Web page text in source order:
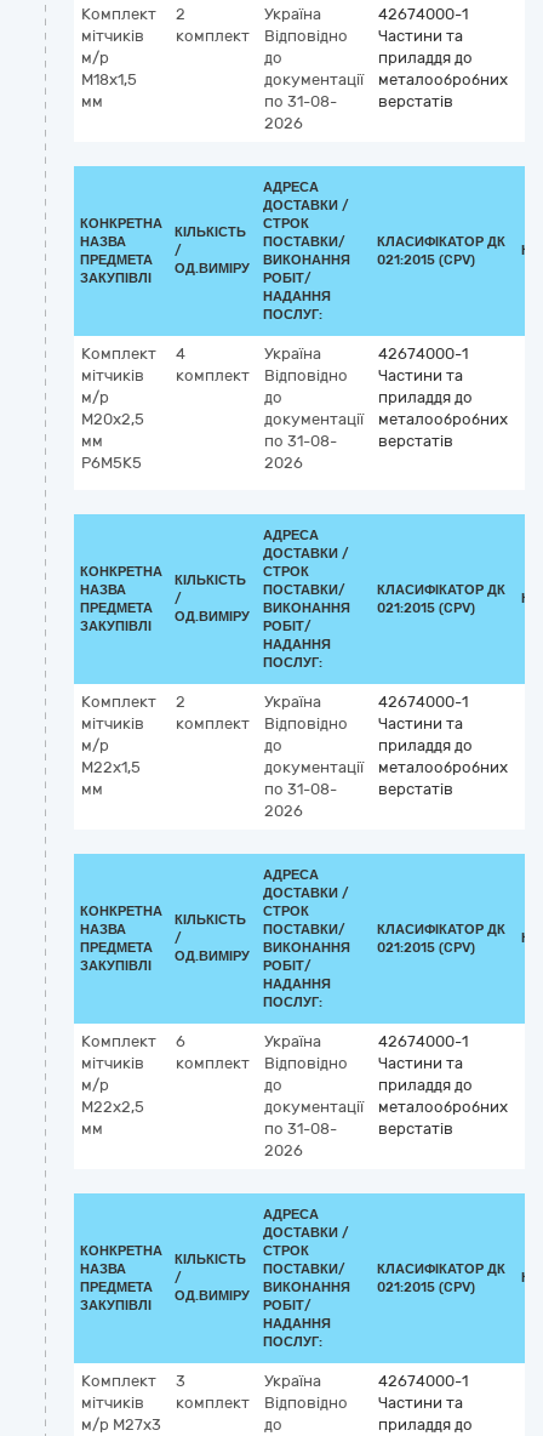
Комплект
мітчиків
м/р
М18х1,5
мм
2
комплект
Україна
Відповідно
до
документації
по 31-08-
2026
42674000-1
Частини та
приладдя до
металообробних
верстатів
КОНКРЕТНА
НАЗВА
ПРЕДМЕТА
ЗАКУПІВЛІ
КІЛЬКІСТЬ
/
ОД.ВИМІРУ
АДРЕСА
ДОСТАВКИ /
СТРОК
ПОСТАВКИ/
ВИКОНАННЯ
РОБІТ/
НАДАННЯ
ПОСЛУГ:
КЛАСИФІКАТОР ДК
021:2015 (CPV)
Комплект
мітчиків
м/р
М20х2,5
мм
Р6М5К5
4
комплект
Україна
Відповідно
до
документації
по 31-08-
2026
42674000-1
Частини та
приладдя до
металообробних
верстатів
КОНКРЕТНА
НАЗВА
ПРЕДМЕТА
ЗАКУПІВЛІ
КІЛЬКІСТЬ
/
ОД.ВИМІРУ
АДРЕСА
ДОСТАВКИ /
СТРОК
ПОСТАВКИ/
ВИКОНАННЯ
РОБІТ/
НАДАННЯ
ПОСЛУГ:
КЛАСИФІКАТОР ДК
021:2015 (CPV)
Комплект
мітчиків
м/р
М22х1,5
мм
2
комплект
Україна
Відповідно
до
документації
по 31-08-
2026
42674000-1
Частини та
приладдя до
металообробних
верстатів
КОНКРЕТНА
НАЗВА
ПРЕДМЕТА
ЗАКУПІВЛІ
КІЛЬКІСТЬ
/
ОД.ВИМІРУ
АДРЕСА
ДОСТАВКИ /
СТРОК
ПОСТАВКИ/
ВИКОНАННЯ
РОБІТ/
НАДАННЯ
ПОСЛУГ:
КЛАСИФІКАТОР ДК
021:2015 (CPV)
Комплект
мітчиків
м/р
М22х2,5
мм
6
комплект
Україна
Відповідно
до
документації
по 31-08-
2026
42674000-1
Частини та
приладдя до
металообробних
верстатів
КОНКРЕТНА
НАЗВА
ПРЕДМЕТА
ЗАКУПІВЛІ
КІЛЬКІСТЬ
/
ОД.ВИМІРУ
АДРЕСА
ДОСТАВКИ /
СТРОК
ПОСТАВКИ/
ВИКОНАННЯ
РОБІТ/
НАДАННЯ
ПОСЛУГ:
КЛАСИФІКАТОР ДК
021:2015 (CPV)
Комплект
мітчиків
м/р М27х3
3
комплект
Україна
Відповідно
до
42674000-1
Частини та
приладдя до